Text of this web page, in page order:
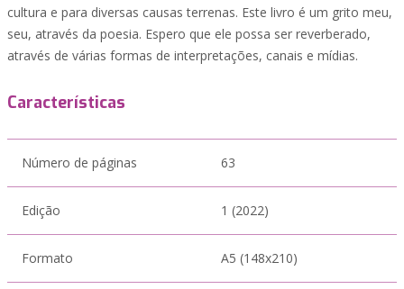
cultura e para diversas causas terrenas. Este livro é um grito meu,
seu, através da poesia. Espero que ele possa ser reverberado,
através de várias formas de interpretações, canais e mídias.
Características
Número de páginas 63
Edição 1 (2022)
Formato A5 (148x210)